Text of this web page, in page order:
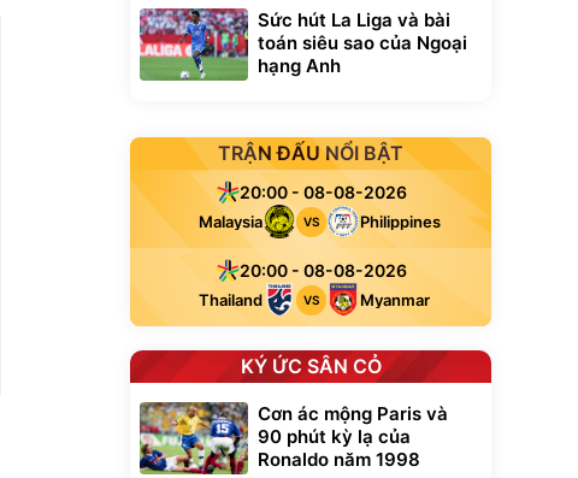
Sức hút La Liga và bài
toán siêu sao của Ngoại
hạng Anh
TRẬN ĐẤU NỔI BẬT
20:00 - 08-08-2026
Malaysia VS Philippines
20:00 - 08-08-2026
Thailand VS Myanmar
KÝ ỨC SÂN CỎ
Cơn ác mộng Paris và
90 phút kỳ lạ của
Ronaldo năm 1998